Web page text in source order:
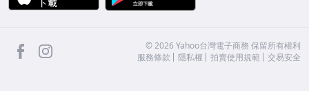
facebook ©2026 Yahoo台灣電子商務 保留所有權利
服務條款
隱私權 拍賣使用規範 交易安全